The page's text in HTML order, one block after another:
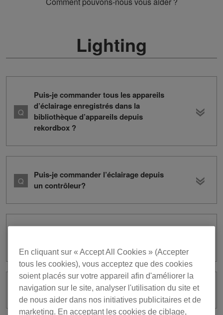
Lighting
Puis-je commander tous les appareils
d’éclairage enregistrés dans la
bibliothèque d’appareils depuis
rekordbox ?
Puis-je commander l’éclairage depuis
un contrôleur?
Qu’est-ce que [Mood]?
En cliquant sur « Accept All Cookies » (Accepter
tous les cookies), vous acceptez que des cookies
soient placés sur votre appareil afin d'améliorer la
navigation sur le site, analyser l'utilisation du site et
de nous aider dans nos initiatives publicitaires et de
marketing. En acceptant les cookies de ciblage,